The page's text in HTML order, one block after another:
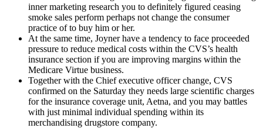
inner marketing research you to definitely figured ceasing
smoke sales perform perhaps not change the consumer
practice of to buy him or her.
At the same time, Joyner have a tendency to face proceeded
pressure to reduce medical costs within the CVS’s health
insurance section if you are improving margins within the
Medicare Virtue business.
Together with the Chief executive officer change, CVS
confirmed on the Saturday they needs large scientific charges
for the insurance coverage unit, Aetna, and you may battles
with just minimal individual spending within its
merchandising drugstore company.